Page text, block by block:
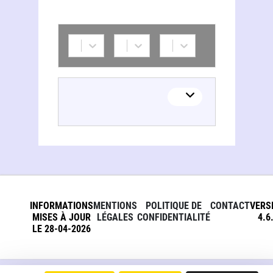
INFORMATIONS
MISES À JOUR
LE 28-04-2026
MENTIONS
LÉGALES
POLITIQUE DE
CONFIDENTIALITÉ
CONTACT